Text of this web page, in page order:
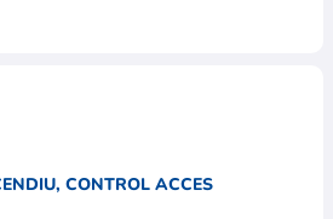
CONTROL ACCES